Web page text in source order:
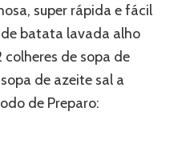
super rápida e fácil
batata lavada alho
de sopa de
de azeite sal a
de Preparo: